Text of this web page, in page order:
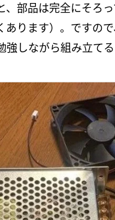
、部品は完全にそろ
あります）。ですの
しながら組み立て